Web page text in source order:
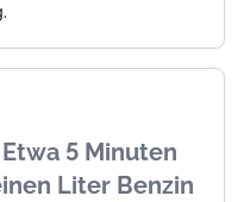
5 Minuten
Liter Benzin